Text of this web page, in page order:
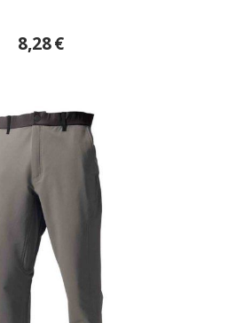
8,28€